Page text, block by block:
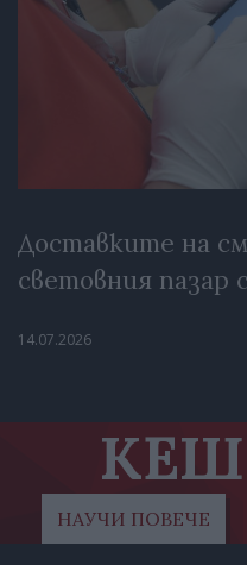
Доставките на
световния пазар
14.07.2026
НАУЧИ ПОВЕЧЕ